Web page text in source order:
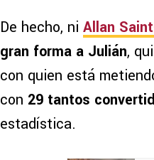
De hecho, ni Allan
gran forma a Julián,
con quien está
con 29 tantos
estadística.